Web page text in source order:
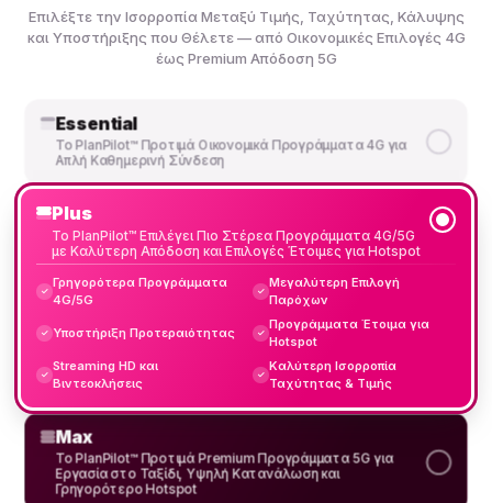
Επιλέξτε την Ισορροπία Μεταξύ Τιμής, Ταχύτητας, Κάλυψης
και Υποστήριξης που Θέλετε — από Οικονομικές Επιλογές 4G
έως Premium Απόδοση 5G
Essential
Το PlanPilot™ Προτιμά Οικονομικά Προγράμματα 4G για
Απλή Καθημερινή Σύνδεση
Plus
Το PlanPilot™ Επιλέγει Πιο Στέρεα Προγράμματα 4G/5G
με Καλύτερη Απόδοση και Επιλογές Έτοιμες για Hotspot
✓
Γρηγορότερα Προγράμματα
4G/5G
✓
Μεγαλύτερη Επιλογή
Παρόχων
✓ Υποστήριξη Προτεραιότητας ✓
Προγράμματα Έτοιμα για
Hotspot
✓
Streaming HD και
Βιντεοκλήσεις
✓
Καλύτερη Ισορροπία
Ταχύτητας & Τιμής
Max
Το PlanPilot™ Προτιμά Premium Προγράμματα 5G για
Εργασία στο Ταξίδι, Υψηλή Κατανάλωση και
Γρηγορότερο Hotspot